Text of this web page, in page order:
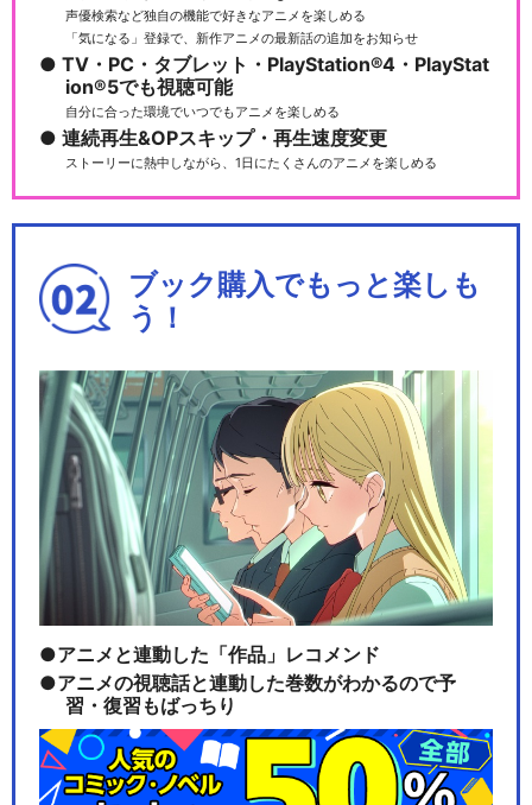
声優検索など独自の機能で好きなアニメを楽しめる
「気になる」登録で、新作アニメの最新話の追加をお知らせ
TV・PC・タブレット・PlayStation®4・PlayStat
ion®5でも視聴可能
自分に合った環境でいつでもアニメを楽しめる
連続再生&OPスキップ・再生速度変更
ストーリーに熱中しながら、1日にたくさんのアニメを楽しめる
ブック購入でもっと楽しも
う！
アニメと連動した「作品」レコメンド
アニメの視聴話と連動した巻数がわかるので予
習・復習もばっちり